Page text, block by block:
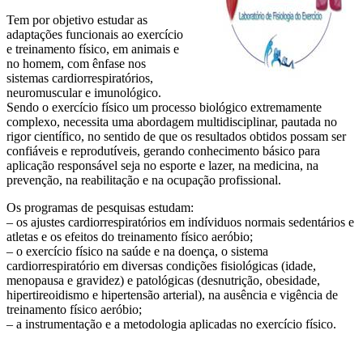
Tem por objetivo estudar as
adaptações funcionais ao exercício
e treinamento físico, em animais e
no homem, com ênfase nos
sistemas cardiorrespiratórios,
neuromuscular e imunológico.
Sendo o exercício físico um processo biológico extremamente
complexo, necessita uma abordagem multidisciplinar, pautada no
rigor científico, no sentido de que os resultados obtidos possam ser
confiáveis e reprodutíveis, gerando conhecimento básico para
aplicação responsável seja no esporte e lazer, na medicina, na
prevenção, na reabilitação e na ocupação profissional.
Os programas de pesquisas estudam:
– os ajustes cardiorrespiratórios em indíviduos normais sedentários e
atletas e os efeitos do treinamento físico aeróbio;
– o exercício físico na saúde e na doença, o sistema
cardiorrespiratório em diversas condições fisiológicas (idade,
menopausa e gravidez) e patológicas (desnutrição, obesidade,
hipertireoidismo e hipertensão arterial), na ausência e vigência de
treinamento físico aeróbio;
– a instrumentação e a metodologia aplicadas no exercício físico.